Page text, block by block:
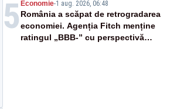
5 Economie-1 aug. 2026, 06:48
România a scăpat de retrogradarea
economiei. Agenția Fitch menține
ratingul „BBB-” cu perspectivă